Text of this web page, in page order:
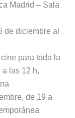
Madrid – Sala
de diciembre al
para toda la
las 12 h,
de 19 a